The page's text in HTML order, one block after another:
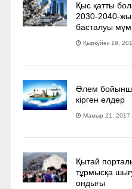
Қыс қатты
2030-2040­-
басталуы
Қыркүйек 19,
Әлем
кірген елдер
Мамыр 21, 2017
Қытай
тұрмысқа
ондығы